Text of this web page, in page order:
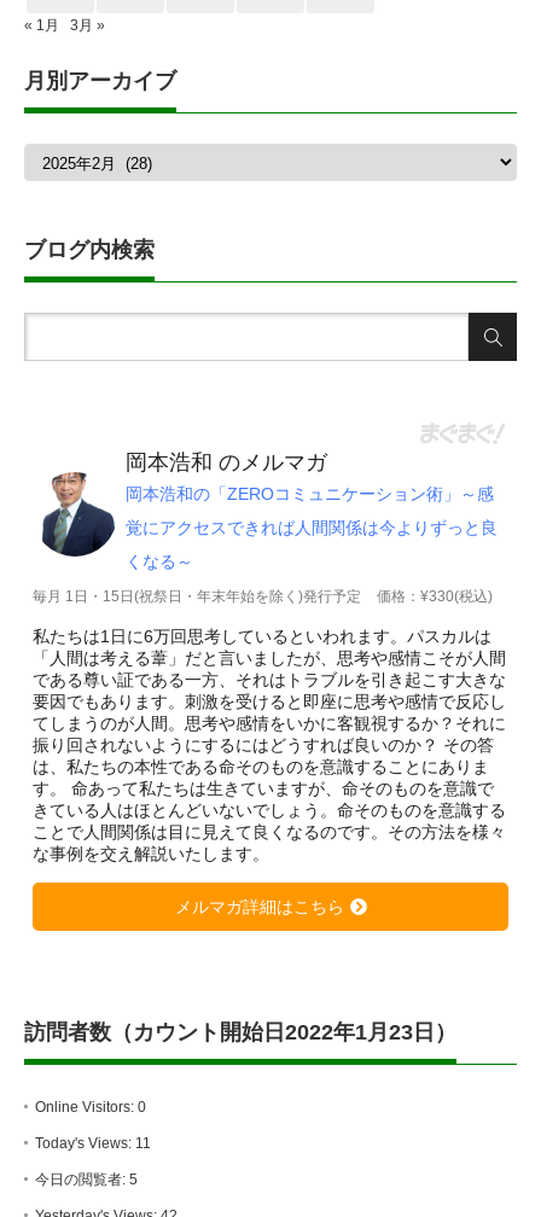
« 1月 3月 »
月別アーカイブ
イ
ブ
ブログ内検索
岡本浩和 のメルマガ
岡本浩和の「ZEROコミュニケーション術」～感
覚にアクセスできれば人間関係は今よりずっと良
くなる～
毎月 1日・15日(祝祭日・年末年始を除く)発行予定 価格：¥330(税込)
私たちは1日に6万回思考しているといわれます。パスカルは
「人間は考える葦」だと言いましたが、思考や感情こそが人間
である尊い証である一方、それはトラブルを引き起こす大きな
要因でもあります。刺激を受けると即座に思考や感情で反応し
てしまうのが人間。思考や感情をいかに客観視するか？それに
振り回されないようにするにはどうすれば良いのか？ その答
は、私たちの本性である命そのものを意識することにありま
す。 命あって私たちは生きていますが、命そのものを意識で
きている人はほとんどいないでしょう。命そのものを意識する
ことで人間関係は目に見えて良くなるのです。その方法を様々
な事例を交え解説いたします。
メルマガ詳細はこちら
訪問者数（カウント開始日2022年1月23日）
Online Visitors: 0
Today's Views: 11
今日の閲覧者: 5